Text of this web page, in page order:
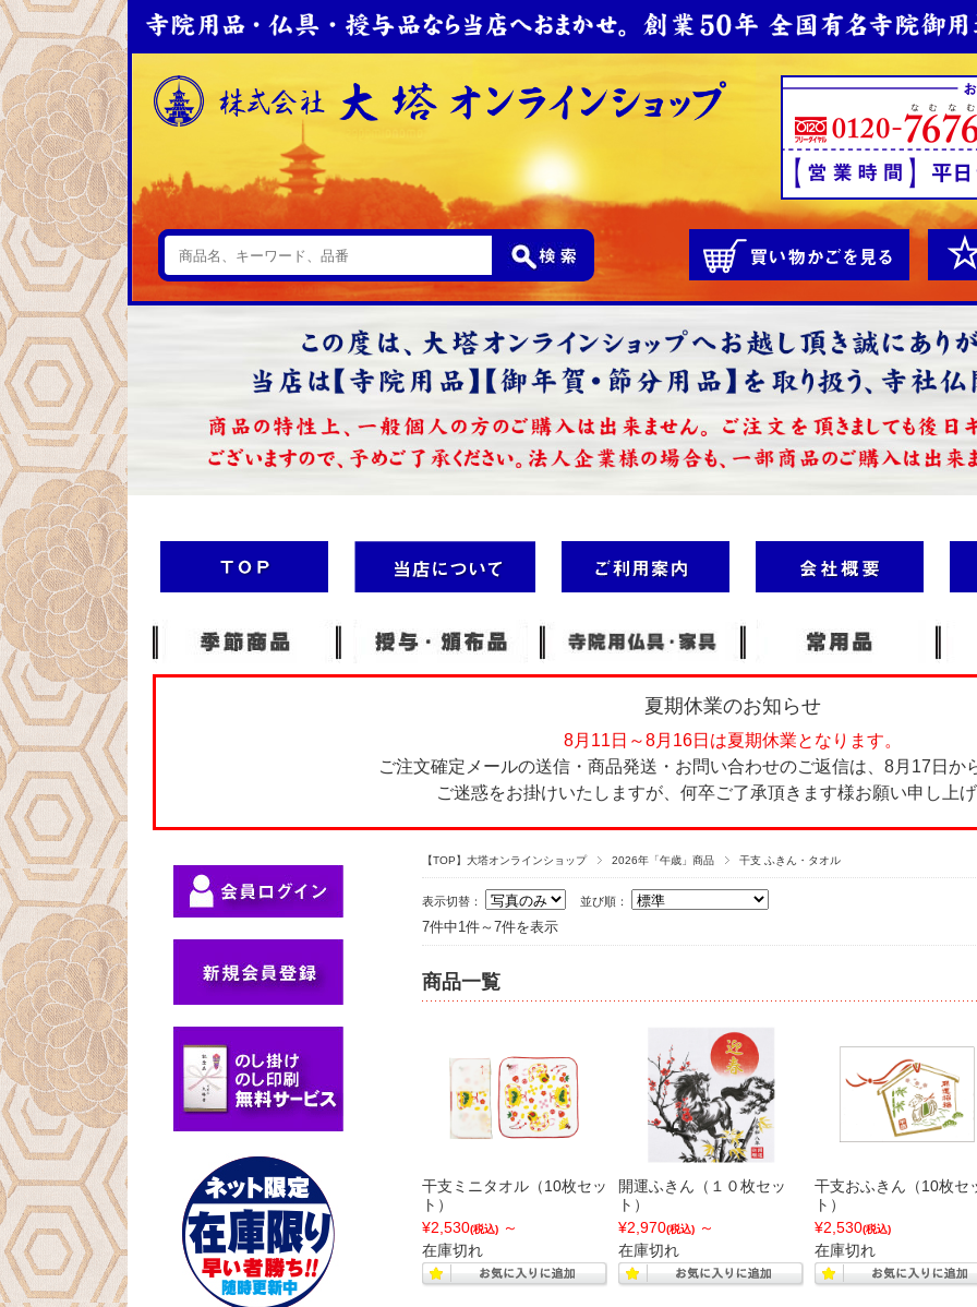
夏期休業のお知らせ
8月11日～8月16日は夏期休業となります。
ご注文確定メールの送信・商品発送・お問い合わせのご返信は、8月17日か
ご迷惑をお掛けいたしますが、何卒ご了承頂きます様お願い申し上
【TOP】大塔オンラインショップ 2026年「午歳」商品 干支 ふきん・タオル
表示切替： 並び順：
7件中1件～7件を表示
商品一覧
干支ミニタオル（10枚セッ
ト）
¥2,530(税込)
～
在庫切れ
開運ふきん（１０枚セッ
ト）
¥2,970(税込)
～
在庫切れ
干支おふきん（10枚セ
ト）
¥2,530(税込)
在庫切れ